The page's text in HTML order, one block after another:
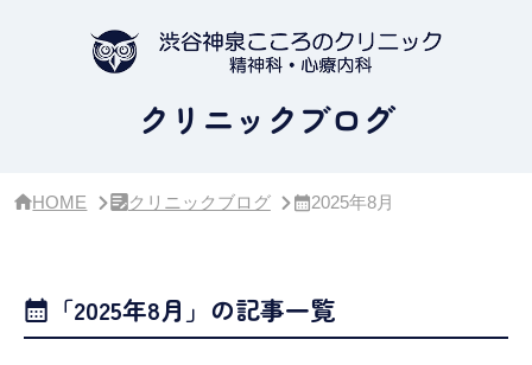
クリニックブログ
HOME クリニックブログ 2025年8月
「2025年8月」の記事一覧